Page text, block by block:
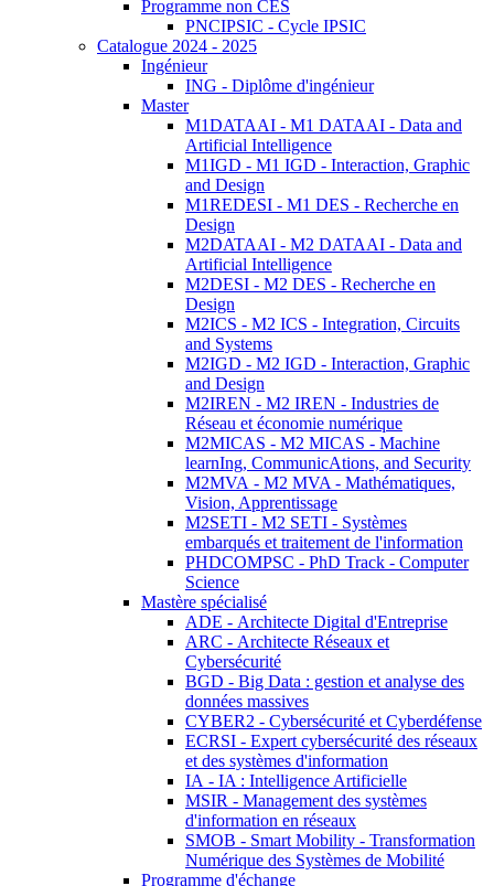
Programme non CES
PNCIPSIC - Cycle IPSIC
Catalogue 2024 - 2025
Ingénieur
ING - Diplôme d'ingénieur
Master
M1DATAAI - M1 DATAAI - Data and
Artificial Intelligence
M1IGD - M1 IGD - Interaction, Graphic
and Design
M1REDESI - M1 DES - Recherche en
Design
M2DATAAI - M2 DATAAI - Data and
Artificial Intelligence
M2DESI - M2 DES - Recherche en
Design
M2ICS - M2 ICS - Integration, Circuits
and Systems
M2IGD - M2 IGD - Interaction, Graphic
and Design
M2IREN - M2 IREN - Industries de
Réseau et économie numérique
M2MICAS - M2 MICAS - Machine
learnIng, CommunicAtions, and Security
M2MVA - M2 MVA - Mathématiques,
Vision, Apprentissage
M2SETI - M2 SETI - Systèmes
embarqués et traitement de l'information
PHDCOMPSC - PhD Track - Computer
Science
Mastère spécialisé
ADE - Architecte Digital d'Entreprise
ARC - Architecte Réseaux et
Cybersécurité
BGD - Big Data : gestion et analyse des
données massives
CYBER2 - Cybersécurité et Cyberdéfense
ECRSI - Expert cybersécurité des réseaux
et des systèmes d'information
IA - IA : Intelligence Artificielle
MSIR - Management des systèmes
d'information en réseaux
SMOB - Smart Mobility - Transformation
Numérique des Systèmes de Mobilité
Programme d'échange